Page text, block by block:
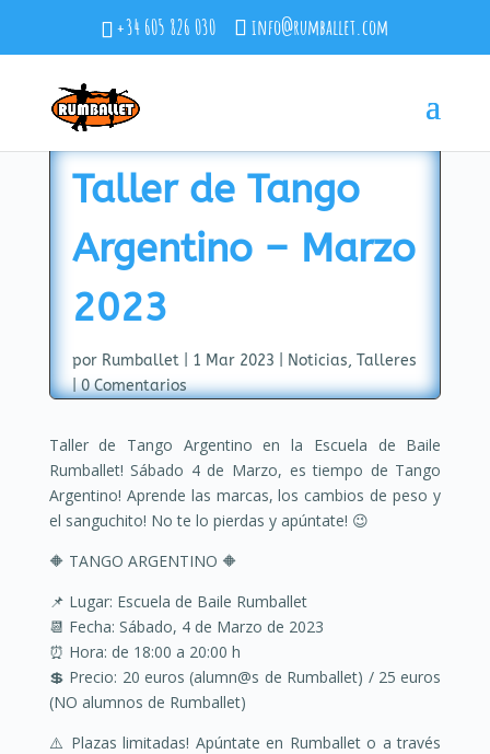
+34 605 826 030 info@rumballet.com
Taller de Tango
Argentino – Marzo
2023
por Rumballet| 1 Mar 2023 Noticias, Talleres
|0 Comentarios
Taller de Tango Argentino en la Escuela de Baile
Rumballet! Sábado 4 de Marzo, es tiempo de Tango
Argentino! Aprende las marcas, los cambios de peso y
el sanguchito! No te lo pierdas y apúntate! 😉
🔶 TANGO ARGENTINO 🔶
📌 Lugar: Escuela de Baile Rumballet
📆 Fecha: Sábado, 4 de Marzo de 2023
⏰ Hora: de 18:00 a 20:00 h
💲 Precio: 20 euros (alumn@s de Rumballet) / 25 euros
(NO alumnos de Rumballet)
⚠️ Plazas limitadas! Apúntate en Rumballet o a través